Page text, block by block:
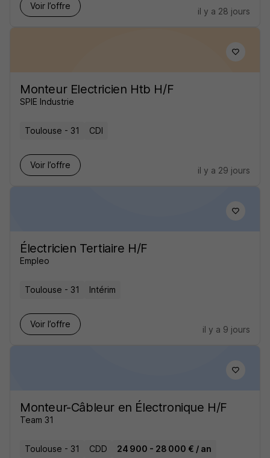
Voir l’offre
il y a 28 jours
Monteur Electricien Htb H/F
SPIE Industrie
Toulouse - 31 CDI
Voir l’offre
il y a 29 jours
Électricien Tertiaire H/F
Empleo
Toulouse - 31 Intérim
Voir l’offre
il y a 9 jours
Monteur-Câbleur en Électronique H/F
Team 31
Toulouse - 31 CDD 24 900 - 28 000 € / an